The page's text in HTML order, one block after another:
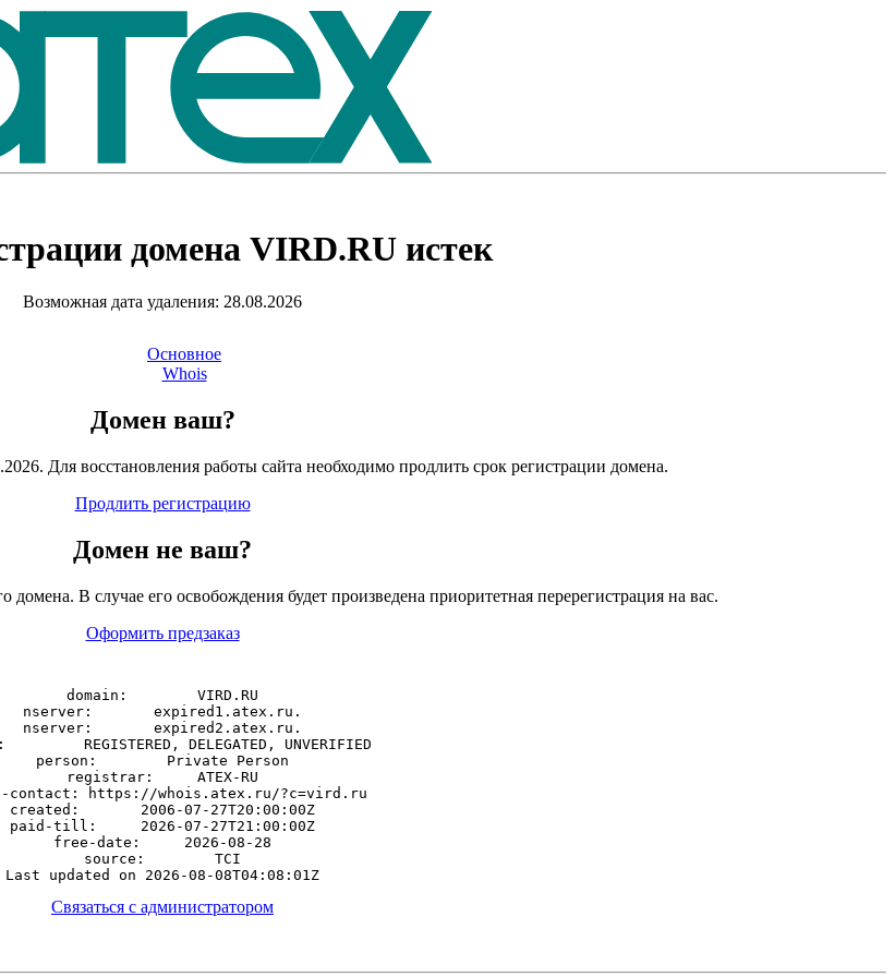
домена VIRD.RU истек
Возможная дата удаления: 28.08.2026
Основное
Whois
Домен ваш?
Для восстановления работы сайта необходимо продлить срок регистрации домена.
Продлить регистрацию
Домен не ваш?
В случае его освобождения будет произведена приоритетная перерегистрация на вас.
Оформить предзаказ
domain:        VIRD.RU
nserver:       expired1.atex.ru.
nserver:       expired2.atex.ru.
REGISTERED, DELEGATED, UNVERIFIED
person:        Private Person
registrar:     ATEX-RU
contact: https://whois.atex.ru/?c=vird.ru
created:       2006-07-27T20:00:00Z
paid-till:     2026-07-27T21:00:00Z
free-date:     2026-08-28
source:        TCI
Связаться с администратором